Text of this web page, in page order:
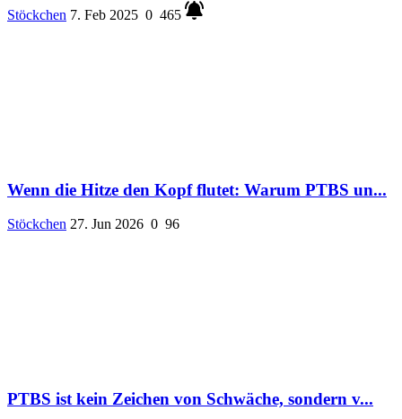
Stöckchen 7. Feb 2025 0 465
Wenn die Hitze den Kopf flutet: Warum PTBS un...
Stöckchen 27. Jun 2026 0 96
PTBS ist kein Zeichen von Schwäche, sondern v...